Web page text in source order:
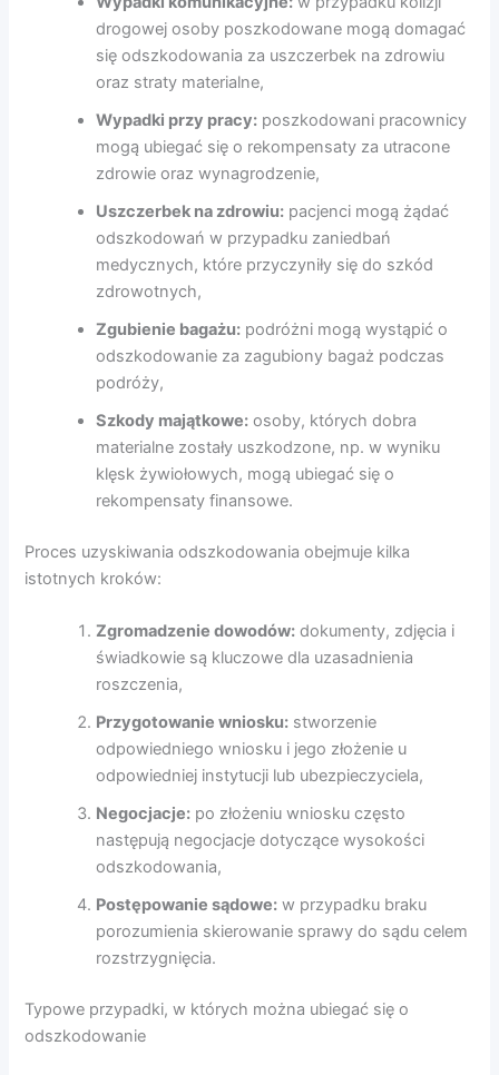
drogowej osoby poszkodowane mogą domagać
się odszkodowania za uszczerbek na zdrowiu
oraz straty materialne,
Wypadki przy pracy: poszkodowani pracownicy
mogą ubiegać się o rekompensaty za utracone
zdrowie oraz wynagrodzenie,
Uszczerbek na zdrowiu: pacjenci mogą żądać
odszkodowań w przypadku zaniedbań
medycznych, które przyczyniły się do szkód
zdrowotnych,
Zgubienie bagażu: podróżni mogą wystąpić o
odszkodowanie za zagubiony bagaż podczas
podróży,
Szkody majątkowe: osoby, których dobra
materialne zostały uszkodzone, np. w wyniku
klęsk żywiołowych, mogą ubiegać się o
rekompensaty finansowe.
Proces uzyskiwania odszkodowania obejmuje kilka
istotnych kroków:
Zgromadzenie dowodów: dokumenty, zdjęcia i
świadkowie są kluczowe dla uzasadnienia
roszczenia,
Przygotowanie wniosku: stworzenie
odpowiedniego wniosku i jego złożenie u
odpowiedniej instytucji lub ubezpieczyciela,
Negocjacje: po złożeniu wniosku często
następują negocjacje dotyczące wysokości
odszkodowania,
Postępowanie sądowe: w przypadku braku
porozumienia skierowanie sprawy do sądu celem
rozstrzygnięcia.
Typowe przypadki, w których można ubiegać się o
odszkodowanie